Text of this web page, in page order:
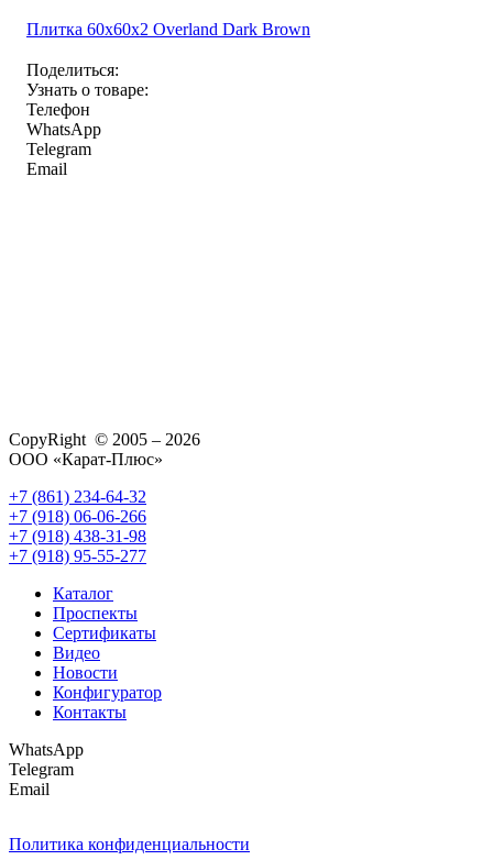
Плитка 60x60x2 Overland Dark Brown
Поделиться:
Узнать о товаре:
Телефон
WhatsApp
Telegram
Email
CopyRight © 2005 – 2026
ООО «Карат-Плюс»
+7 (861) 234-64-32
+7 (918) 06-06-266
+7 (918) 438-31-98
+7 (918) 95-55-277
Каталог
Проспекты
Сертификаты
Видео
Новости
Конфигуратор
Контакты
WhatsApp
Telegram
Email
Политика конфиденциальности